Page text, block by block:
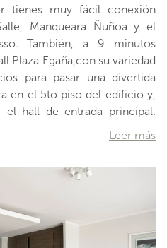
tienes muy fácil conexión
Manqueara Ñuñoa y el
También, a 9 minutos
Plaza Egaña,con su variedad
para pasar una divertida
en el 5to piso del edificio y,
hall de entrada principal.
encontrarás un primer
estilo americano, que
ventanales y una linda vista
sobre frondosos árboles.
en obra, ideal para un
ventan
Leer más